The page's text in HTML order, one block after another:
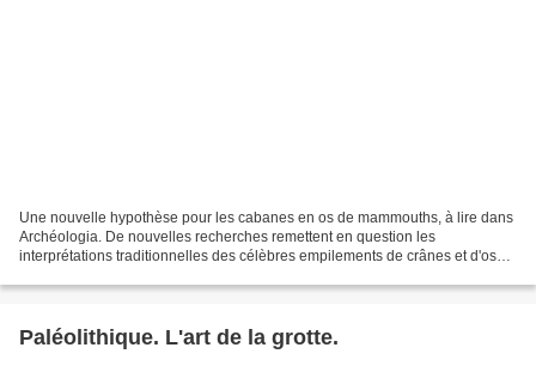
Une nouvelle hypothèse pour les cabanes en os de mammouths, à lire dans
Archéologia. De nouvelles recherches remettent en question les
interprétations traditionnelles des célèbres empilements de crânes et d'os
Paléolithique. L'art de la grotte.